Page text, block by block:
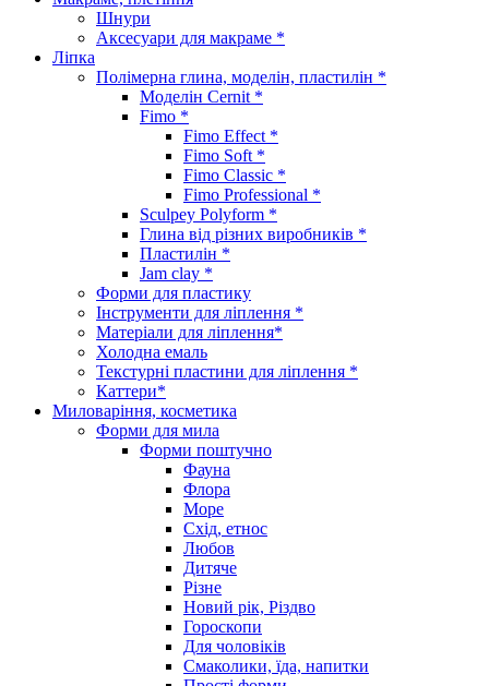
Шнури
Аксесуари для макраме *
Ліпка
Полімерна глина, моделін, пластилін *
Моделін Cernit *
Fimo *
Fimo Effect *
Fimo Soft *
Fimo Classic *
Fimo Professional *
Sculpey Polyform *
Глина від різних виробників *
Пластилін *
Jam clay *
Форми для пластику
Інструменти для ліплення *
Матеріали для ліплення*
Холодна емаль
Текстурні пластини для ліплення *
Каттери*
Миловаріння, косметика
Форми для мила
Форми поштучно
Фауна
Флора
Море
Схід, етнос
Любов
Дитяче
Різне
Новий рік, Різдво
Гороскопи
Для чоловіків
Смаколики, їда, напитки